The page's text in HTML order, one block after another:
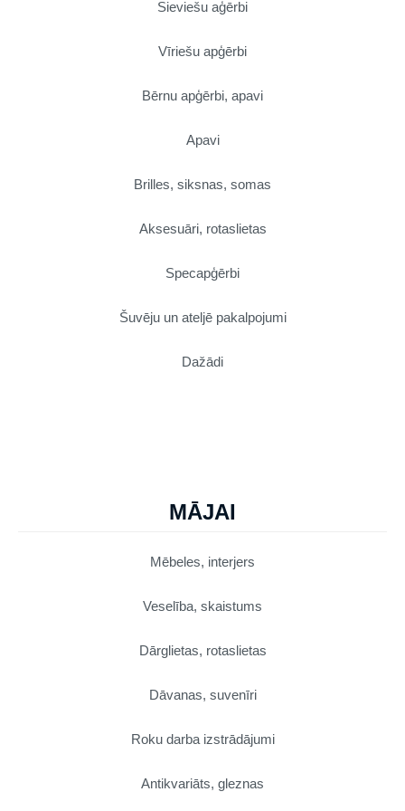
Sieviešu aģērbi
Vīriešu apģērbi
Bērnu apģērbi, apavi
Apavi
Brilles, siksnas, somas
Aksesuāri, rotaslietas
Specapģērbi
Šuvēju un ateljē pakalpojumi
Dažādi
MĀJAI
Mēbeles, interjers
Veselība, skaistums
Dārglietas, rotaslietas
Dāvanas, suvenīri
Roku darba izstrādājumi
Antikvariāts, gleznas